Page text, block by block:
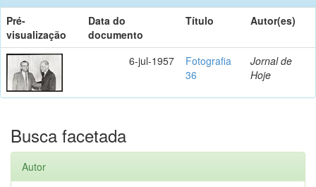
Pré-
visualização
Data do
documento
Título Autor(es)
6-jul-1957
Fotografia
36
Jornal de
Hoje
Busca facetada
Autor